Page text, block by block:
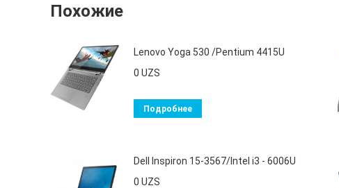
Похожие
Lenovo Yoga 530 /Pentium 4415U
0 UZS
Подробнее
Dell Inspiron 15-3567/Intel i3 - 6006U
0 UZS